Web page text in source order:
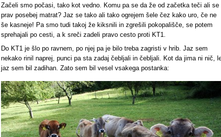
Začeli smo počasi, tako kot vedno. Komu pa se da že od začetka teči ali se
prav posebej matrat? Jaz se tako ali tako ogrejem šele čez kako uro, če ne
še kasneje! Pa smo tudi takoj že kiksnili in zgrešili pokopališče, se potem
sprehajali po cesti, a k sreči zadeli pravo cesto proti KT1.
Do KT1 je šlo po ravnem, po njej pa je bilo treba zagristi v hrib. Jaz sem
nekako rinil naprej, punci pa sta zadaj čebljali in čebljali. Kot da jima ni nič,
jaz sem bil zadihan. Zato sem bil vesel vsakega postanka: